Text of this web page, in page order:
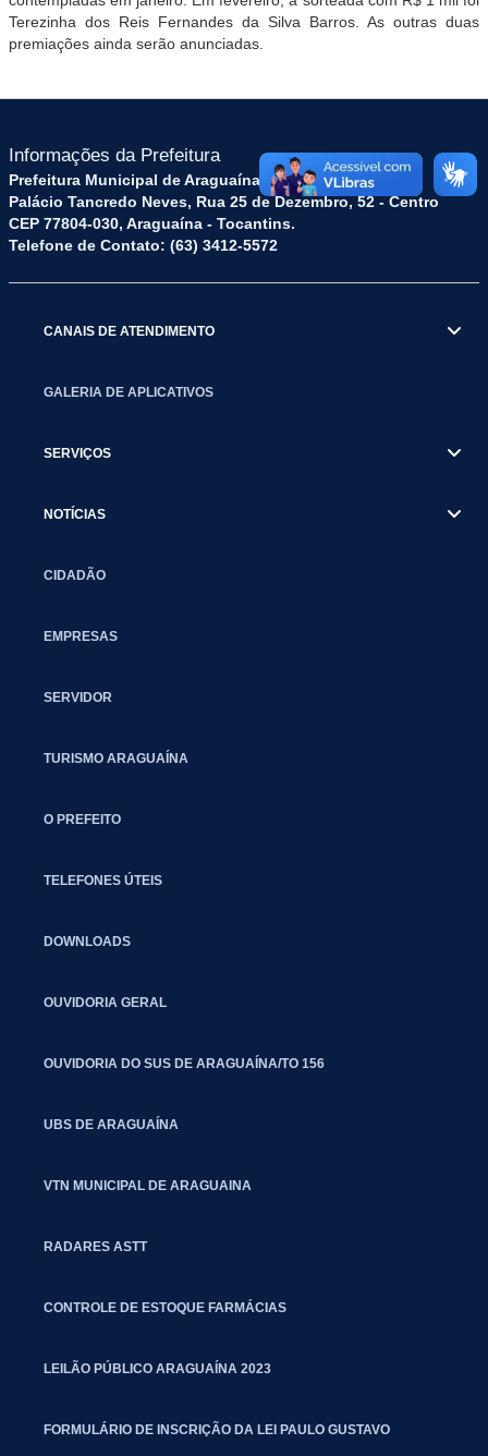
Terezinha dos Reis Fernandes da Silva Barros. As outras duas
premiações ainda serão anunciadas.
Informações da Prefeitura
Prefeitura Municipal de Araguaína TO
Palácio Tancredo Neves, Rua 25 de Dezembro, 52 - Centro
CEP 77804-030, Araguaína - Tocantins.
Telefone de Contato: (63) 3412-5572
CANAIS DE ATENDIMENTO
GALERIA DE APLICATIVOS
SERVIÇOS
NOTÍCIAS
CIDADÃO
EMPRESAS
SERVIDOR
TURISMO ARAGUAÍNA
O PREFEITO
TELEFONES ÚTEIS
DOWNLOADS
OUVIDORIA GERAL
OUVIDORIA DO SUS DE ARAGUAÍNA/TO 156
UBS DE ARAGUAÍNA
VTN MUNICIPAL DE ARAGUAINA
RADARES ASTT
CONTROLE DE ESTOQUE FARMÁCIAS
LEILÃO PÚBLICO ARAGUAÍNA 2023
FORMULÁRIO DE INSCRIÇÃO DA LEI PAULO GUSTAVO